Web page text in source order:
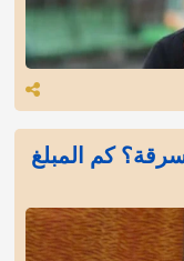
كم المبلغ